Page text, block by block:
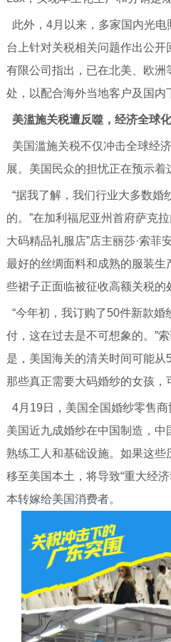
此外，4月以来，多家国内光
台上针对关税相关问题作出公
有限公司指出，已在北美、欧洲
处，以配合海外当地客户及国内
美滥施关税遭反噬，经济全球
美国滥施关税不仅冲击全球经
展。美国民众的担忧正在预示着
“据我了解，我们行业大多数婚
的。”在加利福尼亚州首府萨克
大码精品礼服店”店主丽莎·索菲
最好的丝绸面料和成熟的服装
些裙子正面临被征收高额关税的
“今年初，我订购了50件新款婚
付，这在过去是不可想象的。”
是，美国海关的清关时间可能从
那些真正需要大码婚纱的女孩，
4月19日，美国全国婚纱零售商
美国近九成婚纱在中国制造，
熟练工人和基础设施。如果这
移至美国本土，将导致“重大经
本转嫁给美国消费者。